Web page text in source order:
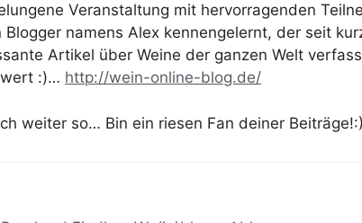
Veranstaltung mit hervorragenden
Blogger namens Alex kennengelernt, der seit
Artikel über Weine der ganzen Welt
:)… http://wein-online-blog.de/
weiter so… Bin ein riesen Fan deiner